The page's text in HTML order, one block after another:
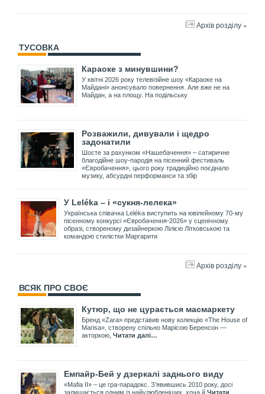
Архів розділу »
ТУСОВКА
Караоке з минувшини?
У квітні 2026 року телевізійне шоу «Караоке на
Майдані» анонсувало повернення. Але вже не на
Майдан, а на площу. На подільську
Розважили, дивували і щедро
задонатили
Шосте за рахунком «Нашебачення» – сатиричне
благодійне шоу-пародія на пісенний фестиваль
«Євробачення», цього року традиційно поєднало
музику, абсурдні перформанси та збір
У Leléka – і «сукня-лелека»
Українська співачка Leléka виступить на ювілейному 70-му
пісенному конкурсі «Євробачення-2026» у сценічному
образі, створеному дизайнеркою Лілією Літковською та
командою стилістки Маргарити
Архів розділу »
ВСЯК ПРО СВОЄ
Кутюр, що не цурається масмаркету
Бренд «Zara» представив нову колекцію «The House of
Marisa», створену спільно Марісою Беренсон —
акторкою, Читати далі…
Емпайр-Бей у дзеркалі заднього виду
«Mafia II» – це гра-парадокс. З’явившись 2010 року, досі
залишається одним із найулюбленіших, хоча й Читати